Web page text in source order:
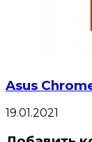
Asus
19.01.2021